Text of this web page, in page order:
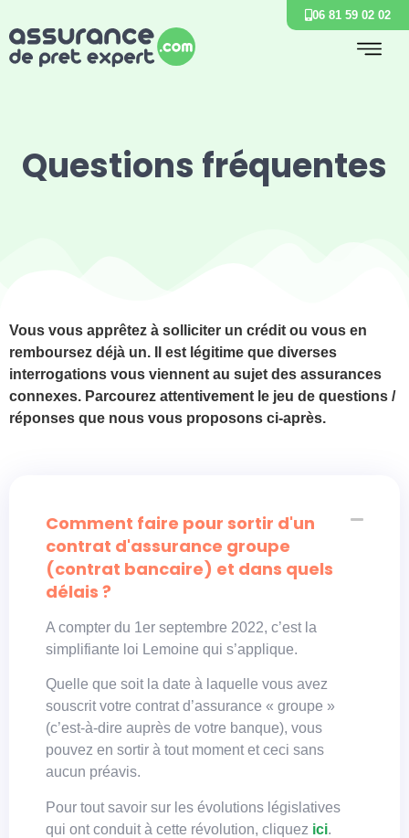
06 81 59 02 02
Questions fréquentes
Vous vous apprêtez à solliciter un crédit ou vous en
remboursez déjà un. Il est légitime que diverses
interrogations vous viennent au sujet des assurances
connexes. Parcourez attentivement le jeu de questions /
réponses que nous vous proposons ci-après.
Comment faire pour sortir d'un
contrat d'assurance groupe
(contrat bancaire) et dans quels
délais ?
A compter du 1er septembre 2022, c’est la
simplifiante loi Lemoine qui s’applique.
Quelle que soit la date à laquelle vous avez
souscrit votre contrat d’assurance « groupe »
(c’est-à-dire auprès de votre banque), vous
pouvez en sortir à tout moment et ceci sans
aucun préavis.
Pour tout savoir sur les évolutions législatives
qui ont conduit à cette révolution, cliquez ici.